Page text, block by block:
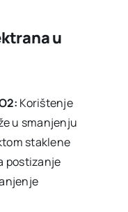
u
Korištenje
u smanjenju
staklene
postizanje